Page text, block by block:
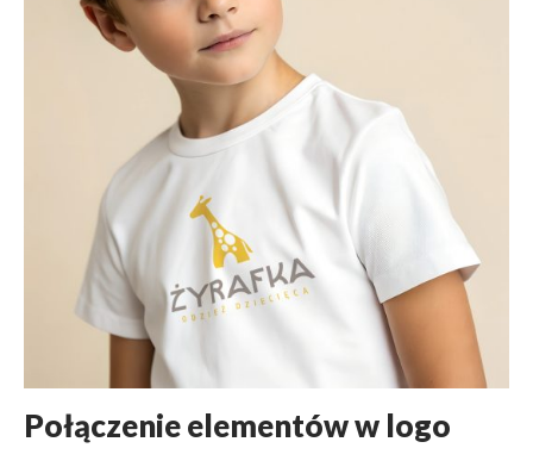
Połączenie elementów w logo